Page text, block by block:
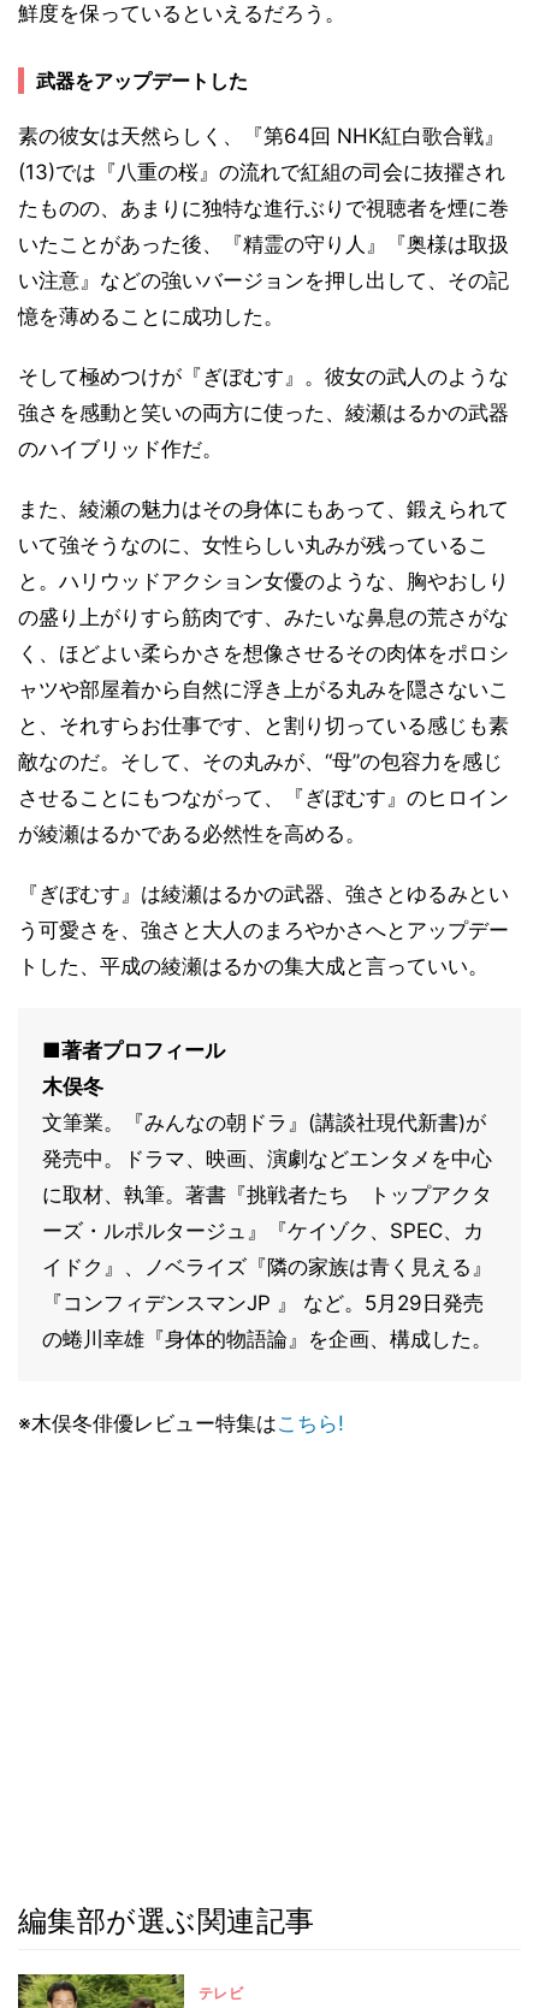
鮮度を保っているといえるだろう。
武器をアップデートした
素の彼女は天然らしく、『第64回 NHK紅白歌合戦』
(13)では『八重の桜』の流れで紅組の司会に抜擢され
たものの、あまりに独特な進行ぶりで視聴者を煙に巻
いたことがあった後、『精霊の守り人』『奥様は取扱
い注意』などの強いバージョンを押し出して、その記
憶を薄めることに成功した。
そして極めつけが『ぎぼむす』。彼女の武人のような
強さを感動と笑いの両方に使った、綾瀬はるかの武器
のハイブリッド作だ。
また、綾瀬の魅力はその身体にもあって、鍛えられて
いて強そうなのに、女性らしい丸みが残っているこ
と。ハリウッドアクション女優のような、胸やおしり
の盛り上がりすら筋肉です、みたいな鼻息の荒さがな
く、ほどよい柔らかさを想像させるその肉体をポロシ
ャツや部屋着から自然に浮き上がる丸みを隠さないこ
と、それすらお仕事です、と割り切っている感じも素
敵なのだ。そして、その丸みが、“母”の包容力を感じ
させることにもつながって、『ぎぼむす』のヒロイン
が綾瀬はるかである必然性を高める。
『ぎぼむす』は綾瀬はるかの武器、強さとゆるみとい
う可愛さを、強さと大人のまろやかさへとアップデー
トした、平成の綾瀬はるかの集大成と言っていい。
■著者プロフィール
木俣冬
文筆業。『みんなの朝ドラ』(講談社現代新書)が
発売中。ドラマ、映画、演劇などエンタメを中心
に取材、執筆。著書『挑戦者たち トップアクタ
ーズ・ルポルタージュ』『ケイゾク、SPEC、カ
イドク』、ノベライズ『隣の家族は青く見える』
『コンフィデンスマンJP 』 など。5月29日発売
の蜷川幸雄『身体的物語論』を企画、構成した。
※木俣冬俳優レビュー特集はこちら!
編集部が選ぶ関連記事
テレビ